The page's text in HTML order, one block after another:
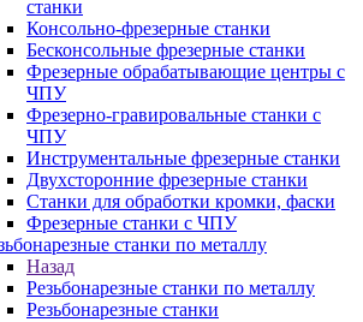
станки
Консольно-фрезерные станки
Бесконсольные фрезерные станки
Фрезерные обрабатывающие центры с
ЧПУ
Фрезерно-гравировальные станки с
ЧПУ
Инструментальные фрезерные станки
Двухсторонние фрезерные станки
Станки для обработки кромки, фаски
Фрезерные станки с ЧПУ
станки по металлу
Назад
Резьбонарезные станки по металлу
Резьбонарезные станки